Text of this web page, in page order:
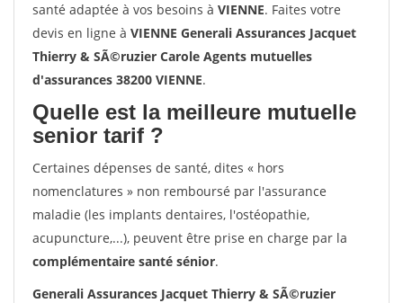
santé adaptée à vos besoins à VIENNE. Faites votre
devis en ligne à VIENNE Generali Assurances Jacquet
Thierry & SÃ©ruzier Carole Agents mutuelles
d'assurances 38200 VIENNE.
Quelle est la meilleure mutuelle
senior tarif ?
Certaines dépenses de santé, dites « hors
nomenclatures » non remboursé par l'assurance
maladie (les implants dentaires, l'ostéopathie,
acupuncture,...), peuvent être prise en charge par la
complémentaire santé sénior.
Generali Assurances Jacquet Thierry & SÃ©ruzier